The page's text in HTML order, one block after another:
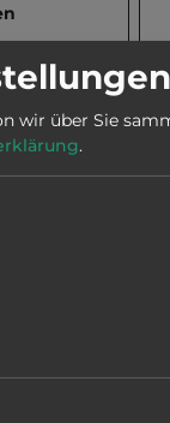
wir über Sie
.